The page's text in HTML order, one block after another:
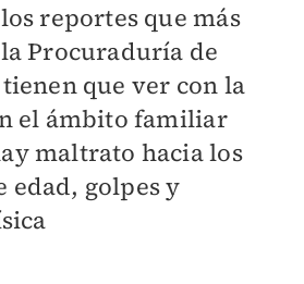
reportes que más
Procuraduría de
que ver con la
el ámbito familiar
maltrato hacia los
edad, golpes y